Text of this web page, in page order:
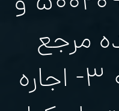
مرجع
۰۲۷۳۰۳۵۳ ۳- اجاره